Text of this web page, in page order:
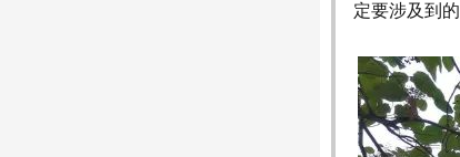
定要涉及到